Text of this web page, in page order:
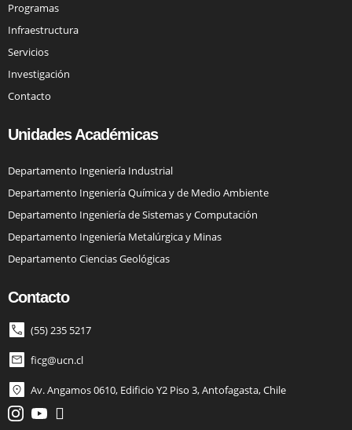
Programas
Infraestructura
Servicios
Investigación
Contacto
Unidades Académicas
Departamento Ingeniería Industrial
Departamento Ingeniería Química y de Medio Ambiente
Departamento Ingeniería de Sistemas y Computación
Departamento Ingeniería Metalúrgica y Minas
Departamento Ciencias Geológicas
Contacto
(55) 235 5217
ficg@ucn.cl
Av. Angamos 0610, Edificio Y2 Piso 3, Antofagasta, Chile